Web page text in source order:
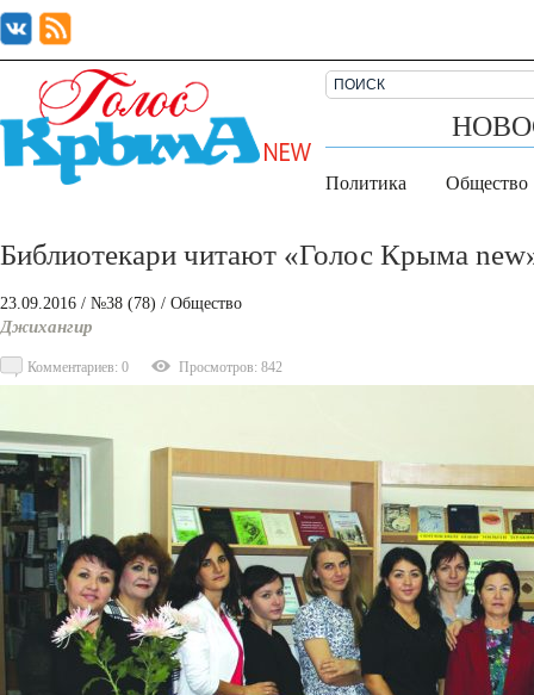
Политика Общество
Библиотекари читают «Голос Крыма
23.09.2016 / №38 (78) / Общество
Джихангир
Комментариев: 0 Просмотров: 842